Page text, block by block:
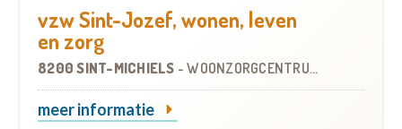
vzw Sint-Jozef, wonen, leven
en zorg
8200 SINT-MICHIELS -WOONZORGCENTRUM (WZC)
meer informatie